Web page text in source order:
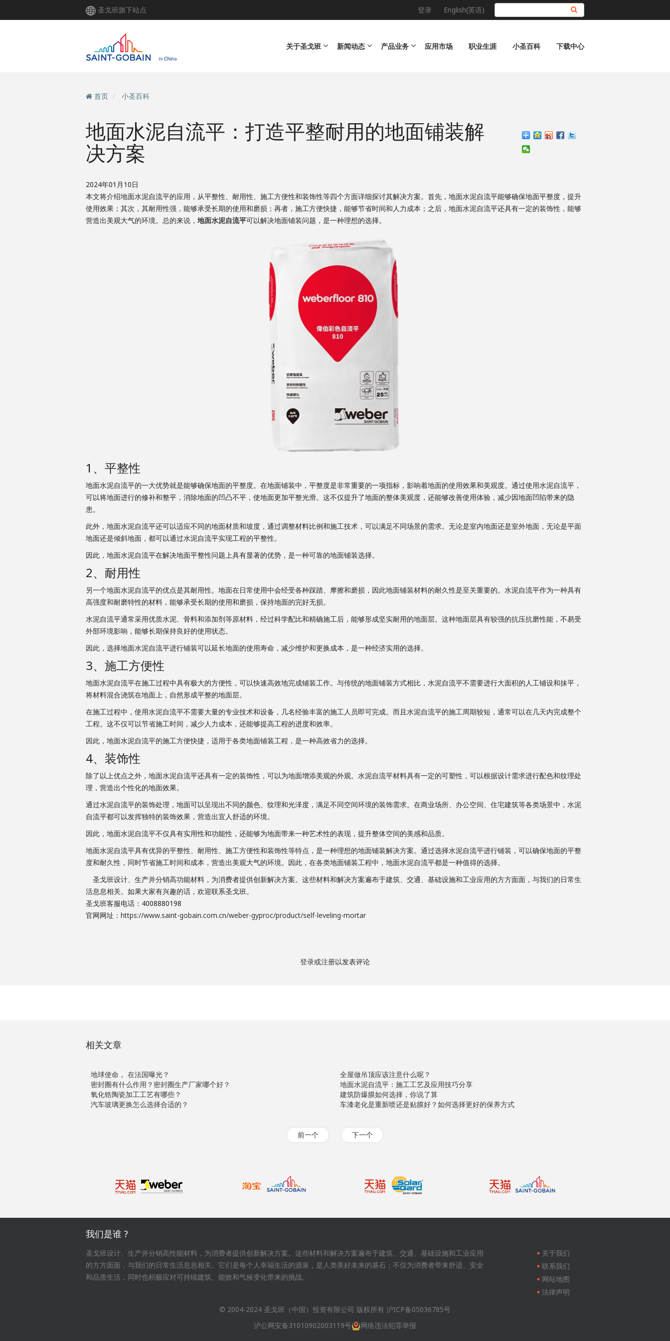
圣戈班旗下站点 登录 English(英语)
关于圣戈班 新闻动态 产品业务 应用市场 职业生涯 小圣百科 下载中心
首页 小圣百科
地面水泥自流平：打造平整耐用的地面铺装解
决方案
2024年01月10日
本文将介绍地面水泥自流平的应用，从平整性、耐用性、施工方便性和装饰性等四个方面详细探讨其解决方案。首先，地面水泥自流平能够确保地面平整度，提升
使用效果；其次，其耐用性强，能够承受长期的使用和磨损；再者，施工方便快捷，能够节省时间和人力成本；之后，地面水泥自流平还具有一定的装饰性，能够
营造出美观大气的环境。总的来说， 地面水泥自流平可以解决地面铺装问题，是一种理想的选择。
1、平整性
地面水泥自流平的一大优势就是能够确保地面的平整度。在地面铺装中，平整度是非常重要的一项指标，影响着地面的使用效果和美观度。通过使用水泥自流平，
可以将地面进行的修补和整平，消除地面的凹凸不平，使地面更加平整光滑。这不仅提升了地面的整体美观度，还能够改善使用体验，减少因地面凹陷带来的隐
患。
此外，地面水泥自流平还可以适应不同的地面材质和坡度，通过调整材料比例和施工技术，可以满足不同场景的需求。无论是室内地面还是室外地面，无论是平面
地面还是倾斜地面，都可以通过水泥自流平实现工程的平整性。
因此，地面水泥自流平在解决地面平整性问题上具有显著的优势，是一种可靠的地面铺装选择。
2、耐用性
另一个地面水泥自流平的优点是其耐用性。地面在日常使用中会经受各种踩踏、摩擦和磨损，因此地面铺装材料的耐久性是至关重要的。水泥自流平作为一种具有
高强度和耐磨特性的材料，能够承受长期的使用和磨损，保持地面的完好无损。
水泥自流平通常采用优质水泥、骨料和添加剂等原材料，经过科学配比和精确施工后，能够形成坚实耐用的地面层。这种地面层具有较强的抗压抗磨性能，不易受
外部环境影响，能够长期保持良好的使用状态。
因此，选择地面水泥自流平进行铺装可以延长地面的使用寿命，减少维护和更换成本，是一种经济实用的选择。
3、施工方便性
地面水泥自流平在施工过程中具有极大的方便性，可以快速高效地完成铺装工作。与传统的地面铺装方式相比，水泥自流平不需要进行大面积的人工铺设和抹平，
将材料混合浇筑在地面上，自然形成平整的地面层。
在施工过程中，使用水泥自流平不需要大量的专业技术和设备，几名经验丰富的施工人员即可完成。而且水泥自流平的施工周期较短，通常可以在几天内完成整个
工程。这不仅可以节省施工时间，减少人力成本，还能够提高工程的进度和效率。
因此，地面水泥自流平的施工方便快捷，适用于各类地面铺装工程，是一种高效省力的选择。
4、装饰性
除了以上优点之外，地面水泥自流平还具有一定的装饰性，可以为地面增添美观的外观。水泥自流平材料具有一定的可塑性，可以根据设计需求进行配色和纹理处
理，营造出个性化的地面效果。
通过水泥自流平的装饰处理，地面可以呈现出不同的颜色、纹理和光泽度，满足不同空间环境的装饰需求。在商业场所、办公空间、住宅建筑等各类场景中，水泥
自流平都可以发挥独特的装饰效果，营造出宜人舒适的环境。
因此，地面水泥自流平不仅具有实用性和功能性，还能够为地面带来一种艺术性的表现，提升整体空间的美感和品质。
地面水泥自流平具有优异的平整性、耐用性、施工方便性和装饰性等特点，是一种理想的地面铺装解决方案。通过选择水泥自流平进行铺装，可以确保地面的平整
度和耐久性，同时节省施工时间和成本，营造出美观大气的环境。因此，在各类地面铺装工程中，地面水泥自流平都是一种值得的选择。
圣戈班设计、生产并分销高功能材料，为消费者提供创新解决方案。这些材料和解决方案遍布于建筑、交通、基础设施和工业应用的方方面面，与我们的日常生
活息息相关。如果大家有兴趣的话，欢迎联系圣戈班。
圣戈班客服电话：4008880198
官网网址： https://www.saint-gobain.com.cn/weber-gyproc/product/self-leveling-mortar
登录或注册以发表评论
相关文章
地球使命， 在法国曝光？
密封圈有什么作用？密封圈生产厂家哪个好？
氧化锆陶瓷加工工艺有哪些？
汽车玻璃更换怎么选择合适的？
全屋做吊顶应该注意什么呢？
地面水泥自流平：施工工艺及应用技巧分享
建筑防爆膜如何选择，你说了算
车漆老化是重新喷还是贴膜好？如何选择更好的保养方式
前一个 下一个
我们是谁 ?
圣戈班设计、生产并分销高性能材料，为消费者提供创新解决方案。这些材料和解决方案遍布于建筑、交通、基础设施和工业应用
的方方面面，与我们的日常生活息息相关。它们是每个人幸福生活的源泉，是人类美好未来的基石；不仅为消费者带来舒适、安全
和品质生活，同时也积极应对可持续建筑、能效和气候变化带来的挑战。
关于我们
联系我们
网站地图
法律声明
© 2004-2024 圣戈班（中国）投资有限公司 版权所有 沪ICP备05036785号
沪公网安备31010902003119号
网络违法犯罪举报